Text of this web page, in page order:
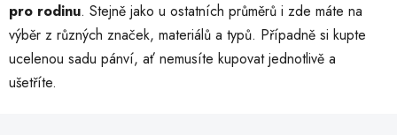
pro rodinu. Stejně jako u ostatních průměrů i zde máte na
výběr z různých značek, materiálů a typů. Případně si kupte
ucelenou sadu pánví, ať nemusíte kupovat jednotlivě a
ušetříte.